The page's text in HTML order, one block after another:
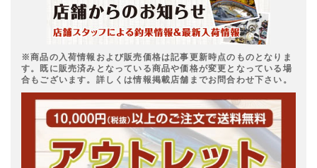
※商品の入荷情報および販売価格は記事更新時点のものとなりま
す。既に販売済みとなっている商品や価格が変更となっている場
合もございます。詳しくは情報掲載店舗までお問合わせ下さい。